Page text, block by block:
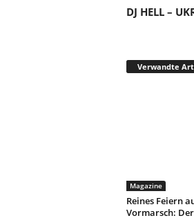
DJ HELL –
Verwandte
Magazine
Reines Feiern
Vormarsch: